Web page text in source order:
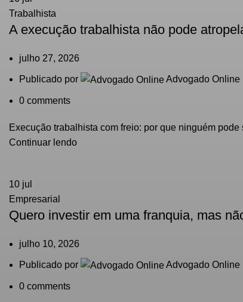
Trabalhista
A execução trabalhista não pode
julho 27, 2026
Publicado por Advogado Online
0 comments
Execução trabalhista com freio: por que ninguém
Continuar lendo
10 jul
Empresarial
Quero investir em uma franquia, mas
julho 10, 2026
Publicado por Advogado Online
0 comments